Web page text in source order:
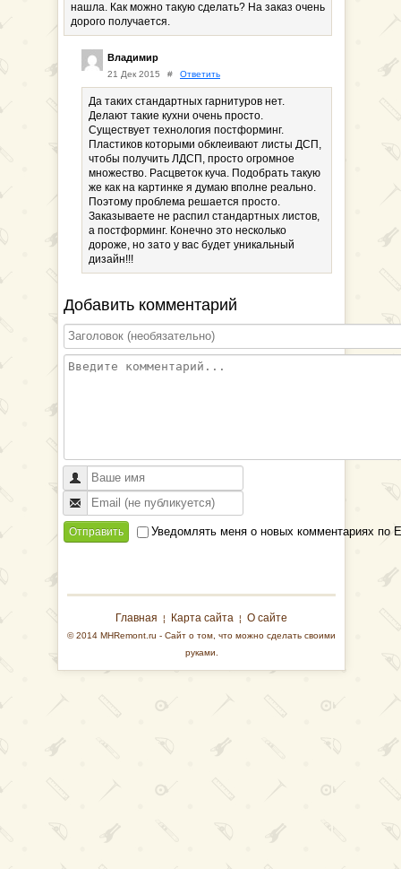
нашла. Как можно такую сделать? На заказ очень
дорого получается.
Владимир
21 Дек 2015 # Ответить
Да таких стандартных гарнитуров нет.
Делают такие кухни очень просто.
Существует технология постформинг.
Пластиков которыми обклеивают листы ДСП,
чтобы получить ЛДСП, просто огромное
множество. Расцветок куча. Подобрать такую
же как на картинке я думаю вполне реально.
Поэтому проблема решается просто.
Заказываете не распил стандартных листов,
а постформинг. Конечно это несколько
дороже, но зато у вас будет уникальный
дизайн!!!
Добавить комментарий
Отправить Уведомлять меня о новых комментариях по
Главная ¦ Карта сайта ¦ О сайте
© 2014 MHRemont.ru - Сайт о том, что можно сделать своими
руками.